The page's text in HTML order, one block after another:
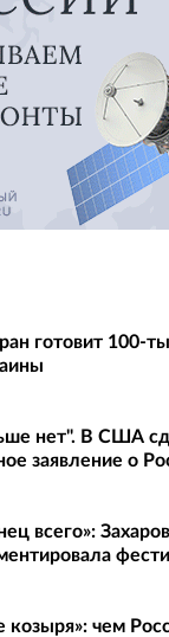
готовит 100-
нет". В США
заявление о
всего»:
козыря»: чем